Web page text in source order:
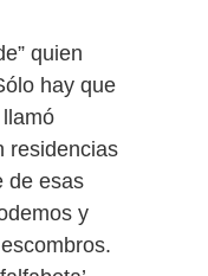
quien
hay que
residencias
de esas
y